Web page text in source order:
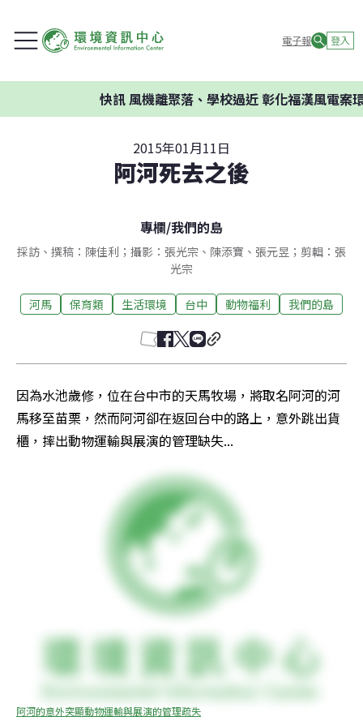
電子報 登入
風機離聚落、學校過近 彰化福漢風電案環委建
2015年01月11日
阿河死去之後
專欄/我們的島
採訪、撰稿：陳佳利；攝影：張光宗、陳添寶、張元昱；剪輯：張
光宗
河馬 保育類 生活環境 台中 動物福利 我們的島
因為水池歲修，位在台中市的天馬牧場，將取名阿河的河
馬移至苗栗，然而阿河卻在返回台中的路上，意外跳出貨
櫃，摔出動物運輸與展演的管理缺失...
阿河的意外突顯動物運輸與展演的管理疏失